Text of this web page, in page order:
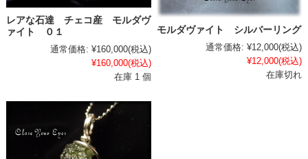
レアな石達 チェコ産 モルダヴ
ァイト ０１
通常価格: ¥160,000(税込)
¥160,000(税込)
在庫 1 個
モルダヴァイト シルバーリング
通常価格: ¥12,000(税込)
¥12,000(税込)
在庫切れ